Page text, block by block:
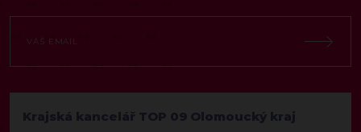
Krajská kancelář TOP 09 Olomoucký kraj